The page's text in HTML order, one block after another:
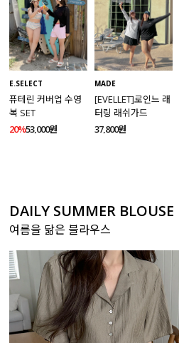
E.SELECT
퓨테린 커버업 수영
복 SET
20%53,000원
MADE
[EVELLET]로인느 래
터링 래쉬가드
37,800원
DAILY SUMMER BLOUSE
여름을 닮은 블라우스